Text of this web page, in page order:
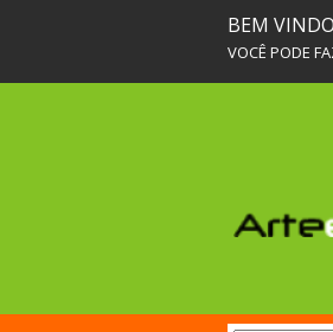
BEM VINDO
VOCÊ PODE